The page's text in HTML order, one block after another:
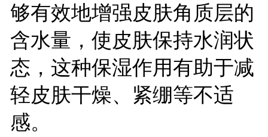
够有效地增强皮肤角质层的
含水量，使皮肤保持水润状
态，这种保湿作用有助于减
轻皮肤干燥、紧绷等不适
感。